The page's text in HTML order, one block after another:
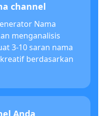
channel
Nama
menganalisis
3-10 saran nama
berdasarkan
Anda